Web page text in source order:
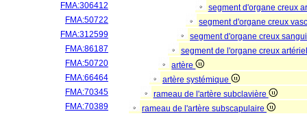
FMA:306412
segment d'organe creux
FMA:50722
segment d'organe creux
FMA:312599
segment d'organe creux
FMA:86187
segment de l'organe creux
FMA:50720
artère
FMA:66464
artère systémique
FMA:70345
rameau de l'artère subclavière
FMA:70389
rameau de l'artère subscapulaire